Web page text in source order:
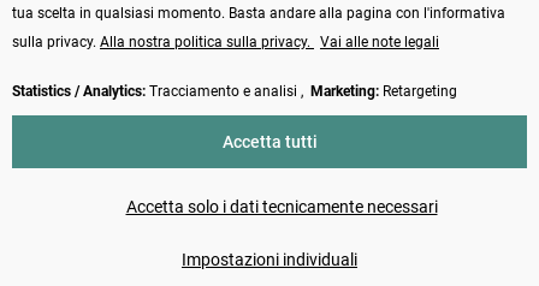
Vertrag widerrufen
non diversamente indicato
tua scelta in qualsiasi momento. Basta andare alla pagina con l'informativa
sulla privacy. Alla nostra politica sulla privacy. Vai alle note legali
Statistics / Analytics: Tracciamento e analisi , Marketing: Retargeting
Impostazioni individuali
Accetta solo i dati tecnicamente necessari
Accetta tutti